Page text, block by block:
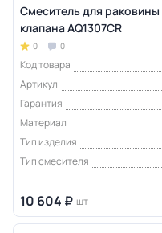
Смеситель для
клапана AQ1307CR
0 0
Код товара
Артикул
Гарантия
Материал
Тип изделия
Тип смесителя
10 604 ₽ шт